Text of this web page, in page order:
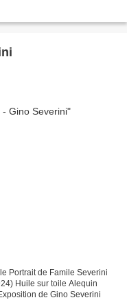
Portrait de Famile Severini
Huile sur toile Alequin
de Gino Severini